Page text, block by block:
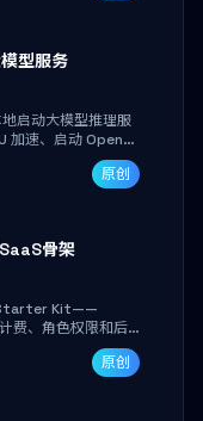
型服务
启动大模型推理服
加速、启动 OpenAI
据不出网，零门槛
原创
骨架
Starter Kit——
费、角色权限和后
支付对接与自定义
将精力聚焦于核心
原创